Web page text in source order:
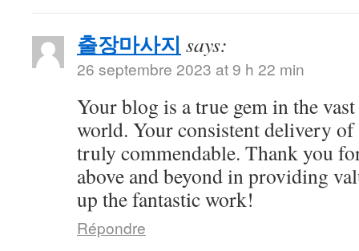
출장마사지 says:
26 septembre 2023 at 9 h 22 min
Your blog is a true gem in the
world. Your consistent delivery
truly commendable. Thank you
above and beyond in providing
up the fantastic work!
Répondre